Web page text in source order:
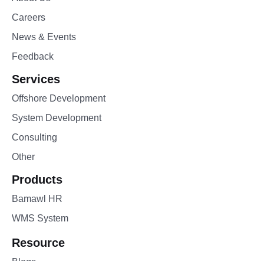
Careers
News & Events
Feedback
Services
Offshore Development
System Development
Consulting
Other
Products
Bamawl HR
WMS System
Resource